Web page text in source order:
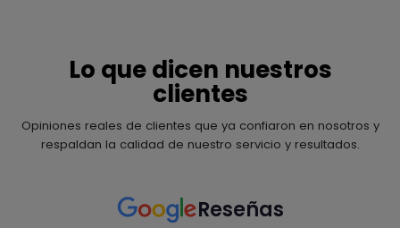
Lo que dicen nuestros
clientes
Opiniones reales de clientes que ya confiaron en nosotros y
respaldan la calidad de nuestro servicio y resultados.
Reseñas